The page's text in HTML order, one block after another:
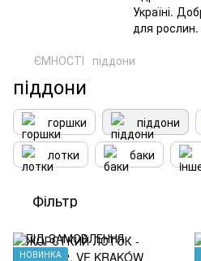
ЄМНОСТІ піддони
піддони
горшки піддони
лотки
баки
Фільтр
НОВИНКА